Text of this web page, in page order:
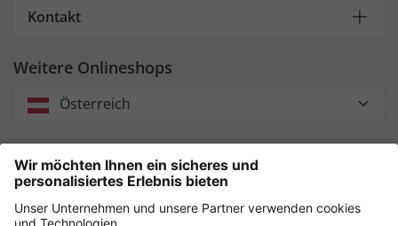
Kontakt
Weitere Onlineshops
Österreich
Unsere Zahlungsarten
Sicher einkaufen mit